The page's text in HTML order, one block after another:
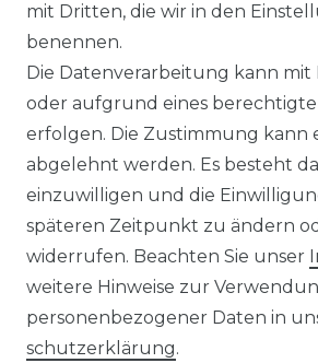
Impressum
mit Dritten, die wir in den
benennen.
Die Datenverarbeitung kann mit
oder aufgrund eines
erfolgen. Die Zustimmung kann
abgelehnt werden. Es besteht
einzuwilligen und die
späteren Zeitpunkt zu ändern
widerrufen. Beachten Sie unser
weitere Hinweise zur
personenbezogener Daten in
schutz­erklärung.